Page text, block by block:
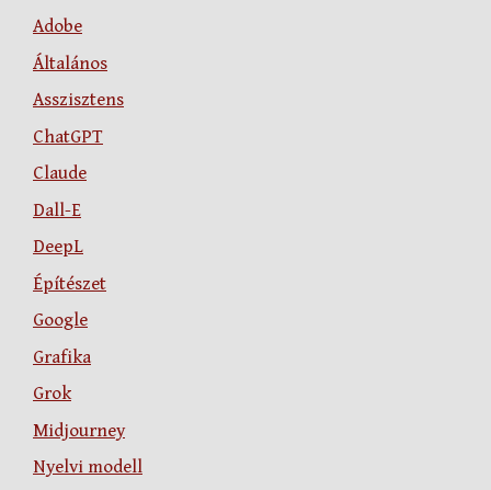
Adobe
Általános
Asszisztens
ChatGPT
Claude
Dall-E
DeepL
Építészet
Google
Grafika
Grok
Midjourney
Nyelvi modell